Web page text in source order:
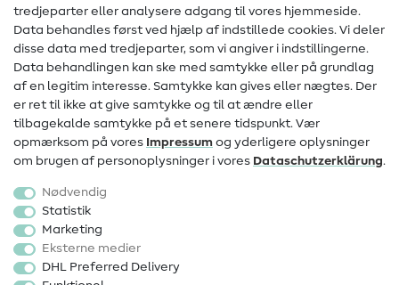
Kontakt
Information om ændring af operatør
FAQ
Fortrydelsesret
Populært
Sytilbehør
Udsalg
tredjeparter eller analysere adgang til vores hjemmeside.
Data behandles først ved hjælp af indstillede cookies. Vi deler
disse data med tredjeparter, som vi angiver i indstillingerne.
Data behandlingen kan ske med samtykke eller på grundlag
af en legitim interesse. Samtykke kan gives eller nægtes. Der
er ret til ikke at give samtykke og til at ændre eller
tilbagekalde samtykke på et senere tidspunkt. Vær
opmærksom på vores Impressum og yderligere oplysninger
om brugen af personoplysninger i vores Data­schutz­erklärung.
Nødvendig
Statistik
Marketing
Eksterne medier
DHL Preferred Delivery